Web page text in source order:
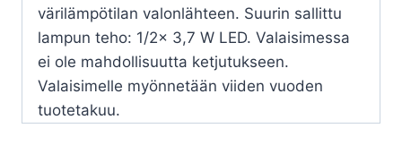
värilämpötilan valonlähteen. Suurin sallittu
lampun teho: 1/2x 3,7 W LED. Valaisimessa
ei ole mahdollisuutta ketjutukseen.
Valaisimelle myönnetään viiden vuoden
tuotetakuu.